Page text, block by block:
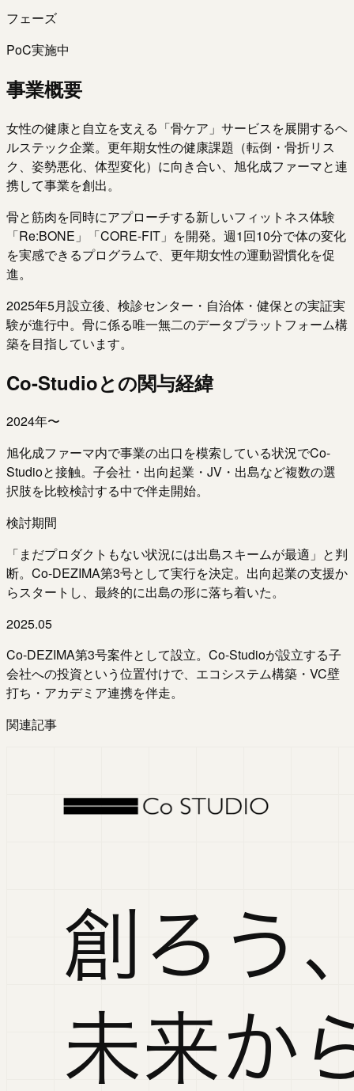
フェーズ
PoC実施中
事業概要
女性の健康と自立を支える「骨ケア」サービスを展開するヘ
ルステック企業。更年期女性の健康課題（転倒・骨折リス
ク、姿勢悪化、体型変化）に向き合い、旭化成ファーマと連
携して事業を創出。
骨と筋肉を同時にアプローチする新しいフィットネス体験
「Re:BONE」「CORE-FIT」を開発。週1回10分で体の変化
を実感できるプログラムで、更年期女性の運動習慣化を促
進。
2025年5月設立後、検診センター・自治体・健保との実証実
験が進行中。骨に係る唯一無二のデータプラットフォーム構
築を目指しています。
Co-Studioとの関与経緯
2024年〜
旭化成ファーマ内で事業の出口を模索している状況でCo-
Studioと接触。子会社・出向起業・JV・出島など複数の選
択肢を比較検討する中で伴走開始。
検討期間
「まだプロダクトもない状況には出島スキームが最適」と判
断。Co-DEZIMA第3号として実行を決定。出向起業の支援か
らスタートし、最終的に出島の形に落ち着いた。
2025.05
Co-DEZIMA第3号案件として設立。Co-Studioが設立する子
会社への投資という位置付けで、エコシステム構築・VC壁
打ち・アカデミア連携を伴走。
関連記事